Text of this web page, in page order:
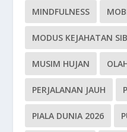
MINDFULNESS
MODUS KEJAHATAN
MUSIM HUJAN
PERJALANAN JAUH
PIALA DUNIA 2026